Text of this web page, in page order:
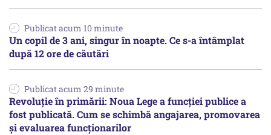
Publicat acum 10 minute
Un copil de 3 ani, singur în noapte. Ce s-a întâmplat
după 12 ore de căutări
Publicat acum 29 minute
Revoluție în primării: Noua Lege a funcției publice a
fost publicată. Cum se schimbă angajarea, promovarea
și evaluarea funcționarilor